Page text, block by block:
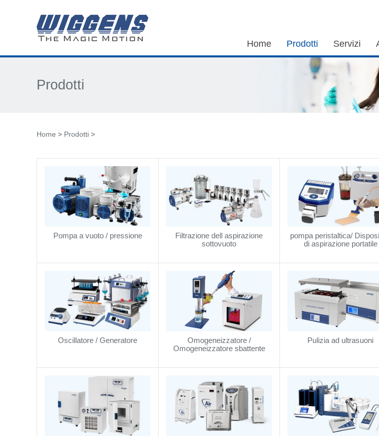
Home Prodotti Servizi
Prodotti
Home > Prodotti >
Pompa a vuoto / pressione
Filtrazione dell aspirazione
sottovuoto
pompa peristaltica/
di aspirazione portatile
Oscillatore / Generatore
Omogeneizzatore /
Omogeneizzatore sbattente
Pulizia ad ultrasuoni